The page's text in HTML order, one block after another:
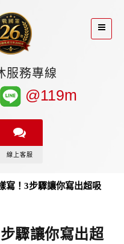
服務專線
@119m
線上客服
寫！3步驟讓你寫出超吸
驟讓你寫出超